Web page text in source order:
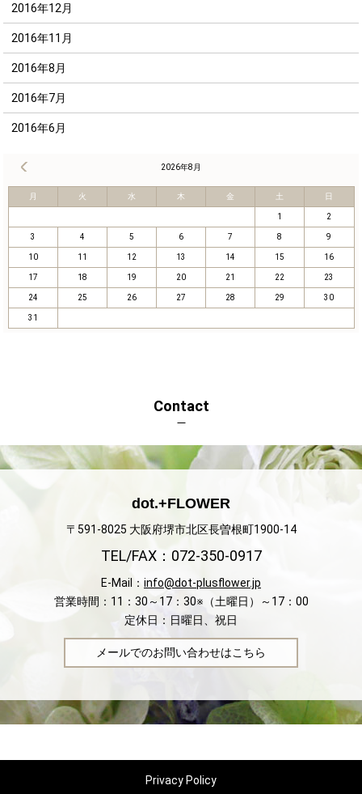
2016年12月
2016年11月
2016年8月
2016年7月
2016年6月
2026年8月
月 火 水 木 金 土 日
1 2
3 4 5 6 7 8 9
10 11 12 13 14 15 16
17 18 19 20 21 22 23
24 25 26 27 28 29 30
31
Contact
dot.+FLOWER
〒591-8025 大阪府堺市北区長曽根町1900-14
TEL/FAX：072-350-0917
E-Mail： info@dot-plusflower.jp
営業時間：11：30～17：30※（土曜日）～17：00
定休日：日曜日、祝日
メールでのお問い合わせはこちら
Privacy Policy